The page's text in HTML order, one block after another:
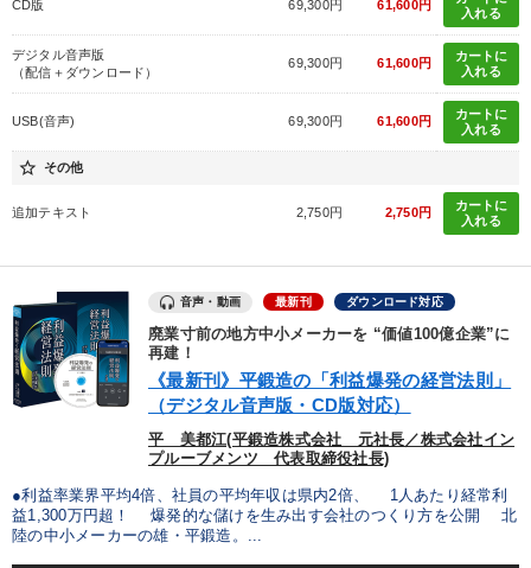
CD版 69,300円 61,600円
入れる
デジタル音声版
（配信＋ダウンロード）
69,300円 61,600円
カートに
入れる
USB(音声) 69,300円 61,600円
カートに
入れる
star_border その他
追加テキスト 2,750円 2,750円
カートに
入れる
音声・動画 最新刊 ダウンロード対応
廃業寸前の地方中小メーカーを “価値100億企業”に
再建！
《最新刊》平鍛造の「利益爆発の経営法則」
（デジタル音声版・CD版対応）
平 美都江(平鍛造株式会社 元社長／株式会社イン
プルーブメンツ 代表取締役社長)
●利益率業界平均4倍、社員の平均年収は県内2倍、 1人あたり経常利
益1,300万円超！ 爆発的な儲けを生み出す会社のつくり方を公開 北
陸の中小メーカーの雄・平鍛造。...